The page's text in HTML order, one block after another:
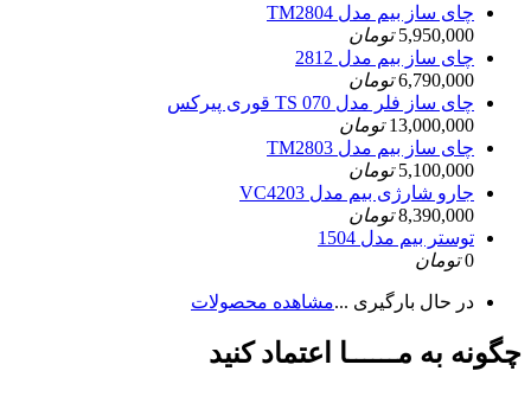
چای ساز بیم مدل TM2804
5,950,000 تومان
چای ساز بیم مدل 2812
6,790,000 تومان
چای ساز فلر مدل TS 070 قوری پیرکس
13,000,000 تومان
چای ساز بیم مدل TM2803
5,100,000 تومان
جارو شارژی بیم مدل VC4203
8,390,000 تومان
توستر بیم مدل 1504
0 تومان
در حال بارگیری ...مشاهده محصولات
چگونه به مــــــا اعتماد کنید